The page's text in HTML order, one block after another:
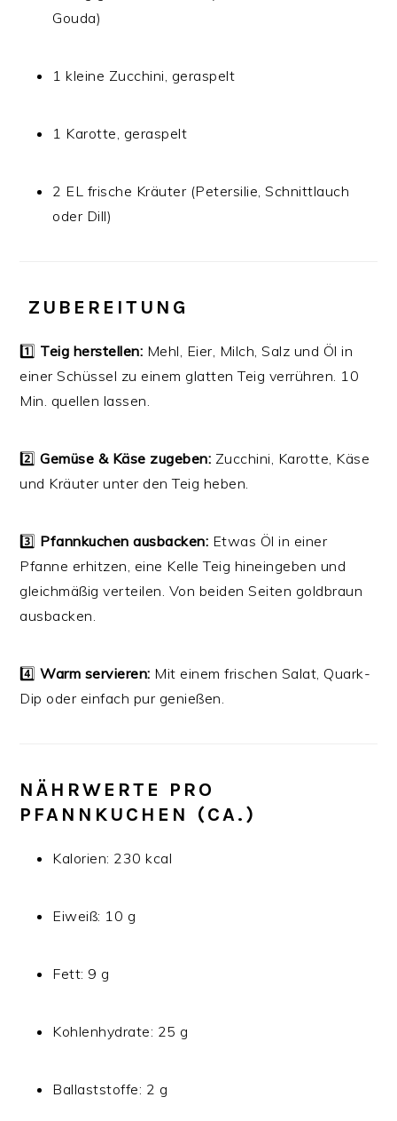
Gouda)
1 kleine Zucchini, geraspelt
1 Karotte, geraspelt
2 EL frische Kräuter (Petersilie, Schnittlauch
oder Dill)
‍ ZUBEREITUNG
1️⃣ Teig herstellen: Mehl, Eier, Milch, Salz und Öl in
einer Schüssel zu einem glatten Teig verrühren. 10
Min. quellen lassen.
2️⃣Gemüse & Käse zugeben: Zucchini, Karotte, Käse
und Kräuter unter den Teig heben.
3️⃣ Pfannkuchen ausbacken: Etwas Öl in einer
Pfanne erhitzen, eine Kelle Teig hineingeben und
gleichmäßig verteilen. Von beiden Seiten goldbraun
ausbacken.
4️⃣Warm servieren: Mit einem frischen Salat, Quark-
Dip oder einfach pur genießen.
NÄHRWERTE PRO
PFANNKUCHEN (CA.)
Kalorien: 230 kcal
Eiweiß: 10 g
Fett: 9 g
Kohlenhydrate: 25 g
Ballaststoffe: 2 g